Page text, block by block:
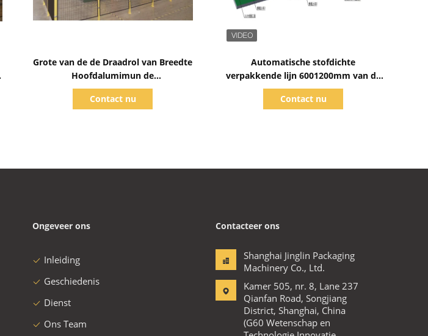
Grote van de de Draadrol van Breedte
Hoofdalumimun de
Verpakkingsmachine Antibotsings
met PLC Controle
Contact nu
Automatische stofdichte
verpakkende lijn 6001200mm van de
aluminiumrol wijd
Contact nu
Ongeveer ons
Inleiding
Geschiedenis
Dienst
Ons Team
Contacteer ons
Shanghai Jinglin Packaging
Machinery Co., Ltd.
Kamer 505, nr. 8, Lane 237
Qianfan Road, Songjiang
District, Shanghai, China
(G60 Wetenschap en